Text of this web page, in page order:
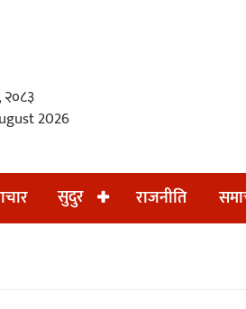
२०८३
2026
सुदुर राजनीति